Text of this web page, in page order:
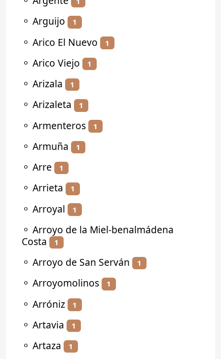
⚬ Arguijo 1
⚬ Arico El Nuevo 1
⚬ Arico Viejo 1
⚬ Arizala 1
⚬ Arizaleta 1
⚬ Armenteros 1
⚬ Armuña 1
⚬ Arre 1
⚬ Arrieta 1
⚬ Arroyal 1
⚬ Arroyo de la Miel-benalmádena
Costa
1
⚬ Arroyo de San Serván 1
⚬ Arroyomolinos 1
⚬ Arróniz 1
⚬ Artavia 1
⚬ Artaza 1